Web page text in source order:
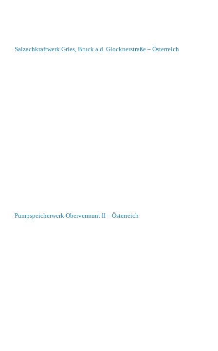
Salzachkraftwerk Gries, Bruck a.d. Glocknerstraße – Österreich
Pumpspeicherwerk Obervermunt II – Österreich